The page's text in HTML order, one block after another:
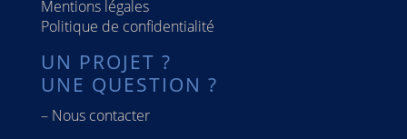
Mentions légales
Politique de confidentialité
UN PROJET ?
UNE QUESTION ?
– Nous contacter